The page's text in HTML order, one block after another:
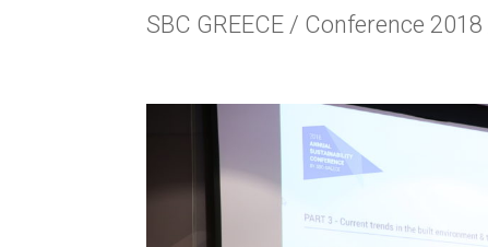
SBC GREECE / Conference 2018